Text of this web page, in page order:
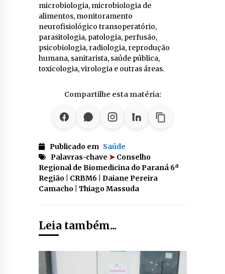
microbiologia, microbiologia de
alimentos, monitoramento
neurofisiológico transoperatório,
parasitologia, patologia, perfusão,
psicobiologia, radiologia, reprodução
humana, sanitarista, saúde pública,
toxicologia, virologia e outras áreas.
Compartilhe esta matéria:
Publicado em Saúde
Palavras-chave ➤Conselho
Regional de Biomedicina do Paraná 6ª
Região | CRBM6 | Daiane Pereira
Camacho | Thiago Massuda
Leia também...